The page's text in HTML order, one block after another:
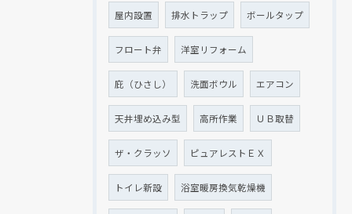
屋内設置 排水トラップ ボールタップ
フロート弁 洋室リフォーム
庇（ひさし） 洗面ボウル エアコン
天井埋め込み型 高所作業 ＵＢ取替
ザ・クラッソ ピュアレストＥＸ
トイレ新設 浴室暖房換気乾燥機